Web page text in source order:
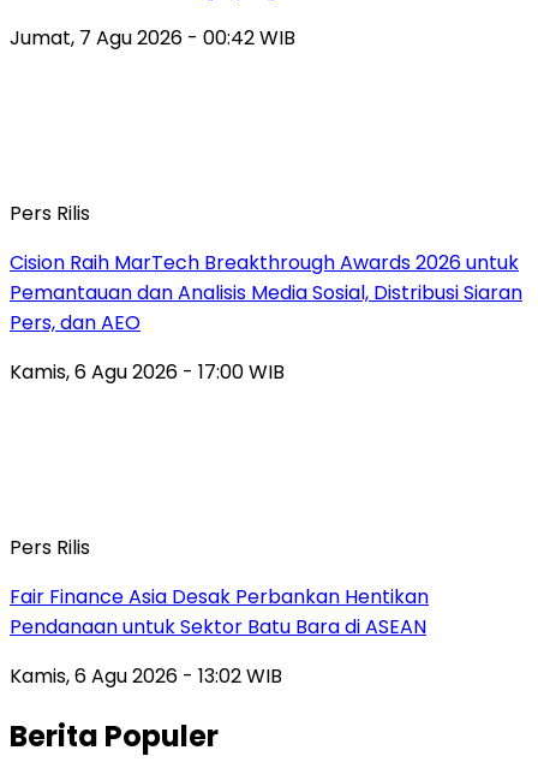
Jumat, 7 Agu 2026 - 00:42 WIB
Pers Rilis
Cision Raih MarTech Breakthrough Awards 2026 untuk
Pemantauan dan Analisis Media Sosial, Distribusi Siaran
Pers, dan AEO
Kamis, 6 Agu 2026 - 17:00 WIB
Pers Rilis
Fair Finance Asia Desak Perbankan Hentikan
Pendanaan untuk Sektor Batu Bara di ASEAN
Kamis, 6 Agu 2026 - 13:02 WIB
Berita Populer